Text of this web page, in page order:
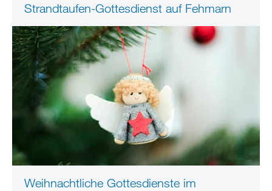
Strandtaufen-Gottesdienst auf Fehmarn
Weihnachtliche Gottesdienste im